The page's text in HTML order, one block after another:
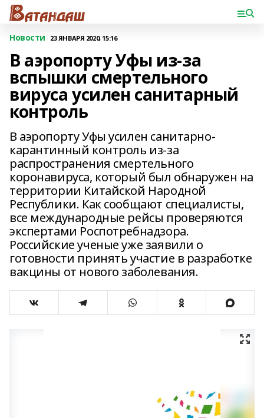
Новости 23 ЯНВАРЯ 2020, 15:16
В аэропорту Уфы из-за
вспышки смертельного
вируса усилен санитарный
контроль
В аэропорту Уфы усилен санитарно-
карантинный контроль из-за
распространения смертельного
коронавируса, который был обнаружен на
территории Китайской Народной
Республики. Как сообщают специалисты,
все международные рейсы проверяются
экспертами Роспотребнадзора.
Российские ученые уже заявили о
готовности принять участие в разработке
вакцины от нового заболевания.